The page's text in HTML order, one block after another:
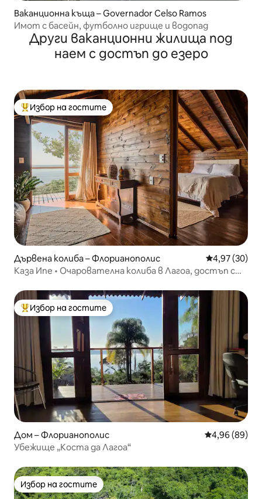
Ваканционна къща – Governador Celso Ramos
Имот с басейн, футболно игрище и водопад
Други ваканционни жилища под
наем с достъп до езеро
Най-популярен избор на гостите
Избор на гостите
Дървена колиба – Флорианополис Средна
4,97 (30)
Каза Ипе • Очарователна колиба в Лагоа, достъп с
Най-популярен избор на гостите
Избор на гостите
Дом – Флорианополис Средна
4,96 (89)
Убежище „Коста да Лагоа“
Избор на гостите
Избор на гостите